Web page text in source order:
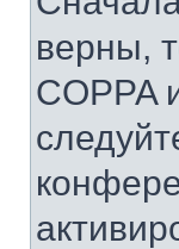
верны,
COPPA